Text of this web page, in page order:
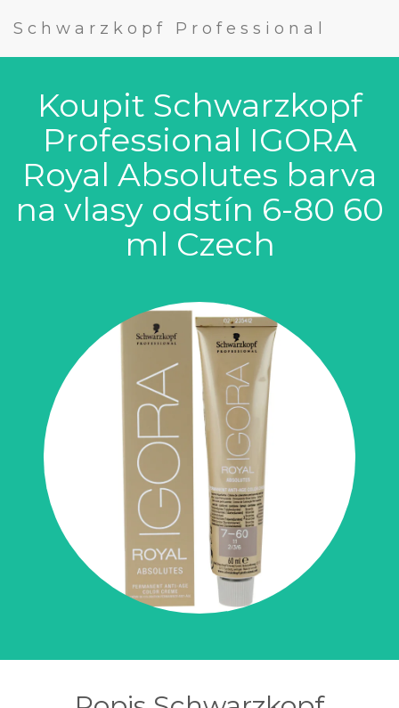
Schwarzkopf Professional
Koupit Schwarzkopf
Professional IGORA
Royal Absolutes barva
na vlasy odstín 6-80 60
ml Czech